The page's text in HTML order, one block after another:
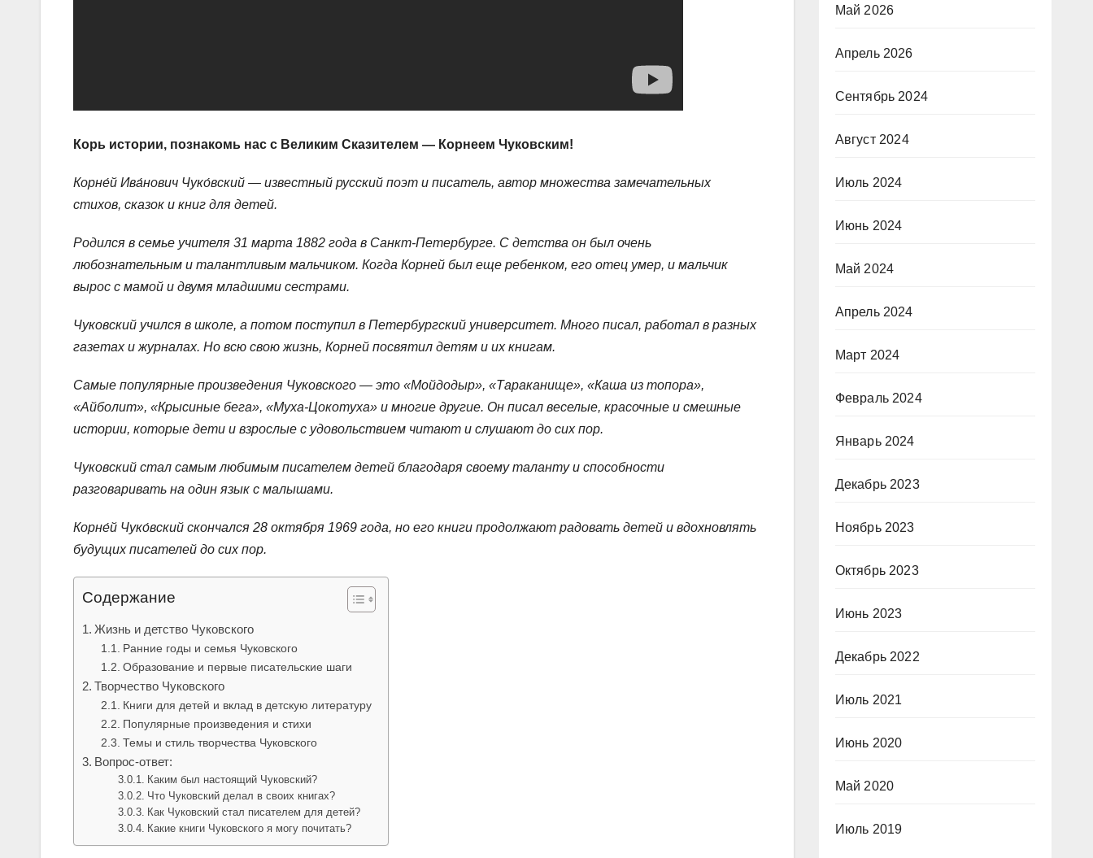
Корь истории, познакомь нас с Великим Сказителем — Корнеем Чуковским!
Корне́й Ива́нович Чуко́вский — известный русский поэт и писатель, автор множества замечательных
стихов, сказок и книг для детей.
Родился в семье учителя 31 марта 1882 года в Санкт-Петербурге. С детства он был очень
любознательным и талантливым мальчиком. Когда Корней был еще ребенком, его отец умер, и мальчик
вырос с мамой и двумя младшими сестрами.
Чуковский учился в школе, а потом поступил в Петербургский университет. Много писал, работал в разных
газетах и журналах. Но всю свою жизнь, Корней посвятил детям и их книгам.
Самые популярные произведения Чуковского — это «Мойдодыр», «Тараканище», «Каша из топора»,
«Айболит», «Крысиные бега», «Муха-Цокотуха» и многие другие. Он писал веселые, красочные и смешные
истории, которые дети и взрослые с удовольствием читают и слушают до сих пор.
Чуковский стал самым любимым писателем детей благодаря своему таланту и способности
разговаривать на один язык с малышами.
Корне́й Чуко́вский скончался 28 октября 1969 года, но его книги продолжают радовать детей и вдохновлять
будущих писателей до сих пор.
Содержание
Жизнь и детство Чуковского
Ранние годы и семья Чуковского
Образование и первые писательские шаги
Творчество Чуковского
Книги для детей и вклад в детскую литературу
Популярные произведения и стихи
Темы и стиль творчества Чуковского
Вопрос-ответ:
Каким был настоящий Чуковский?
Что Чуковский делал в своих книгах?
Как Чуковский стал писателем для детей?
Какие книги Чуковского я могу почитать?
Май 2026
Апрель 2026
Сентябрь 2024
Август 2024
Июль 2024
Июнь 2024
Май 2024
Апрель 2024
Март 2024
Февраль 2024
Январь 2024
Декабрь 2023
Ноябрь 2023
Октябрь 2023
Июнь 2023
Декабрь 2022
Июль 2021
Июнь 2020
Май 2020
Июль 2019